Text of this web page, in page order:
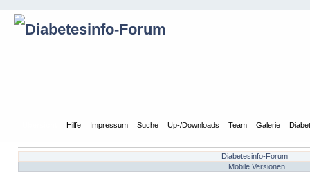
Hilfe Impressum Suche Up-/Downloads Team Galerie
Diabetesinfo-Forum
Mobile Versionen